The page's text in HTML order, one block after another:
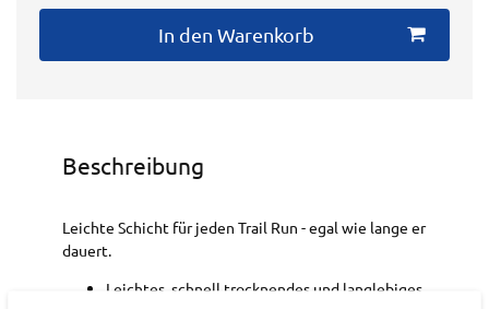
In den Warenkorb
Beschreibung
Leichte Schicht für jeden Trail Run - egal wie lange er
dauert.
Leichtes, schnell trocknendes und langlebiges